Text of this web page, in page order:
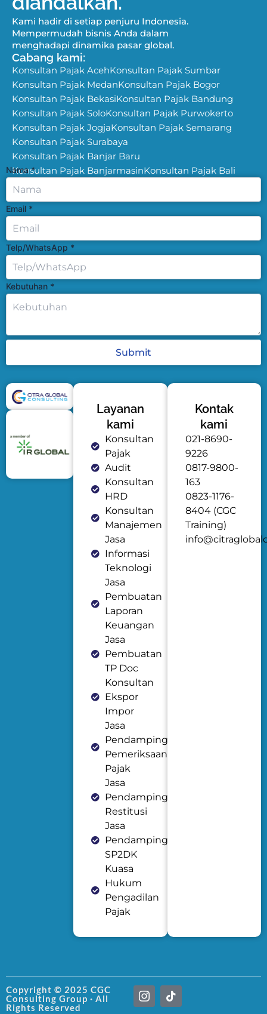
Kami hadir di setiap penjuru Indonesia.
Mempermudah bisnis Anda dalam
menghadapi dinamika pasar global.
Cabang kami:
Konsultan Pajak AcehKonsultan Pajak Sumbar
Konsultan Pajak MedanKonsultan Pajak Bogor
Konsultan Pajak BekasiKonsultan Pajak Bandung
Konsultan Pajak SoloKonsultan Pajak Purwokerto
Konsultan Pajak JogjaKonsultan Pajak Semarang
Konsultan Pajak Surabaya
Konsultan Pajak Banjar Baru
Konsultan Pajak BanjarmasinKonsultan Pajak Bali
Nama*
Email *
Telp/WhatsApp *
Kebutuhan *
Submit
Layanan
kami
Konsultan
Pajak
Audit
Konsultan
HRD
Konsultan
Manajemen
Jasa
Informasi
Teknologi
Jasa
Pembuatan
Laporan
Keuangan
Jasa
Pembuatan
TP Doc
Konsultan
Ekspor
Impor
Jasa
Pendampingan
Pemeriksaan
Pajak
Jasa
Pendampingan
Restitusi
Jasa
Pendampingan
SP2DK
Kuasa
Hukum
Pengadilan
Pajak
Kontak
kami
021-8690-
9226
0817-9800-
163
0823-1176-
8404 (CGC
Training)
Copyright © 2025 CGC
Consulting Group · All
Rights Reserved
I
c
T
i